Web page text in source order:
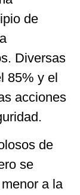
de
Diversas
85% y el
acciones
de
se
a la